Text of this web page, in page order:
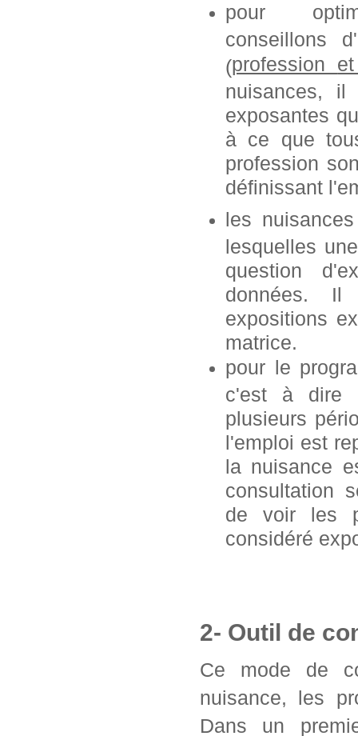
pour
conseillons
(profession
nuisances, il
exposantes
à ce que
profession
définissant
les
lesquelles
question
données. Il
expositions
matrice.
pour le
c'est à dire
plusieurs
l'emploi est
la nuisance
consultation
de voir les
considéré
2- Outil de
Ce mode de
nuisance, les
Dans un